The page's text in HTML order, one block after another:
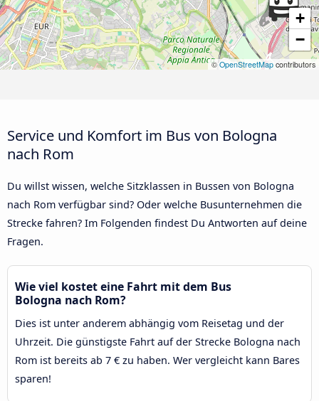
+
−
©OpenStreetMap contributors
Service und Komfort im Bus von Bologna
nach Rom
Du willst wissen, welche Sitzklassen in Bussen von Bologna
nach Rom verfügbar sind? Oder welche Busunternehmen die
Strecke fahren? Im Folgenden findest Du Antworten auf deine
Fragen.
Wie viel kostet eine Fahrt mit dem Bus
Bologna nach Rom?
Dies ist unter anderem abhängig vom Reisetag und der
Uhrzeit. Die günstigste Fahrt auf der Strecke Bologna nach
Rom ist bereits ab 7 € zu haben. Wer vergleicht kann Bares
sparen!